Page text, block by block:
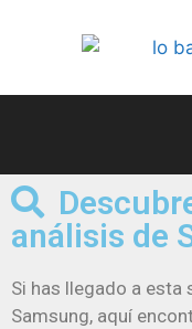
análisis de
Si has llegado a esta
Samsung, aquí